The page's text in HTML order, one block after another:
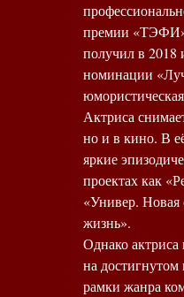
премии
получил в 2018
номинации
Актриса
но и в кино. В
яркие
проектах как
«Универ. Новая
жизнь».
Однако актриса
на достигнутом
рамки жанра